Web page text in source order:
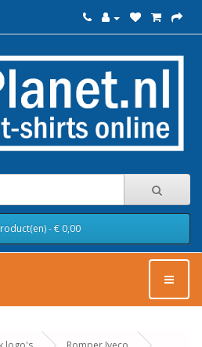
- € 0,00